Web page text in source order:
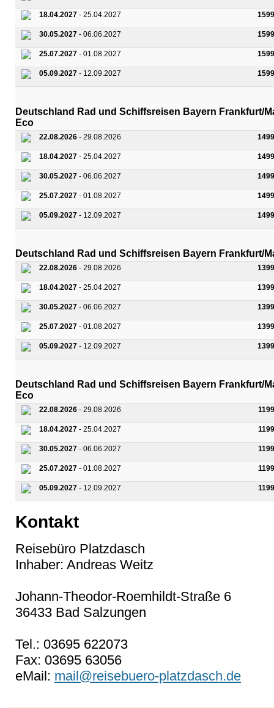
18.04.2027 - 25.04.2027
30.05.2027 - 06.06.2027
25.07.2027 - 01.08.2027
05.09.2027 - 12.09.2027
Deutschland Rad und Schiffsreisen Bayern Frankfurt/
Eco
22.08.2026 - 29.08.2026
18.04.2027 - 25.04.2027
30.05.2027 - 06.06.2027
25.07.2027 - 01.08.2027
05.09.2027 - 12.09.2027
Deutschland Rad und Schiffsreisen Bayern Frankfurt/
22.08.2026 - 29.08.2026
18.04.2027 - 25.04.2027
30.05.2027 - 06.06.2027
25.07.2027 - 01.08.2027
05.09.2027 - 12.09.2027
Deutschland Rad und Schiffsreisen Bayern Frankfurt/
Eco
22.08.2026 - 29.08.2026
18.04.2027 - 25.04.2027
30.05.2027 - 06.06.2027
25.07.2027 - 01.08.2027
05.09.2027 - 12.09.2027
Kontakt
Reisebüro Platzdasch
Inhaber: Andreas Weitz
Johann-Theodor-Roemhildt-Straße 6
36433 Bad Salzungen
Tel.: 03695 622073
Fax: 03695 63056
eMail: mail@reisebuero-platzdasch.de